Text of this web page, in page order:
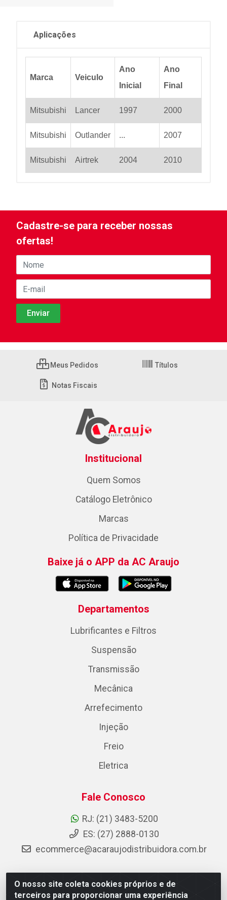
Aplicações
Marca Veiculo
Ano
Inicial
Ano
Final
Mitsubishi Lancer 1997 2000
Mitsubishi Outlander ... 2007
Mitsubishi Airtrek 2004 2010
O nosso site coleta cookies próprios e de
terceiros para proporcionar uma experiência
Cadastre-se para receber nossas
ofertas!
Meus Pedidos Títulos
Notas Fiscais
Institucional
Quem Somos
Catálogo Eletrônico
Marcas
Política de Privacidade
Baixe já o APP da AC Araujo
Departamentos
Lubrificantes e Filtros
Suspensão
Transmissão
Mecânica
Arrefecimento
Injeção
Freio
Eletrica
Fale Conosco
RJ: (21) 3483-5200
ES: (27) 2888-0130
ecommerce@acaraujodistribuidora.com.br
AC Araujo Distribuidora - Rua Carneiro de Campos, 42 -